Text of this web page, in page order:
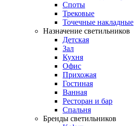
Споты
Трековые
Точечные накладные
Назначение светильников
Детская
Зал
Кухня
Офис
Прихожая
Гостиная
Ванная
Ресторан и бар
Спальня
Бренды светильников